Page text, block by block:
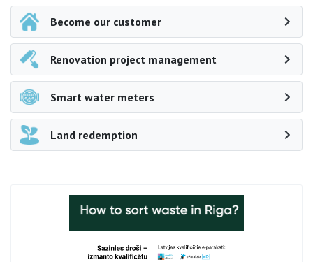
Become our customer
Renovation project management
Smart water meters
Land redemption